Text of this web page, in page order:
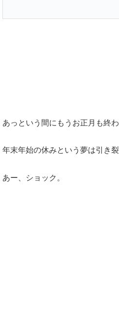
あっという間にもうお正月も終
年末年始の休みという夢は引き
あー、ショック。